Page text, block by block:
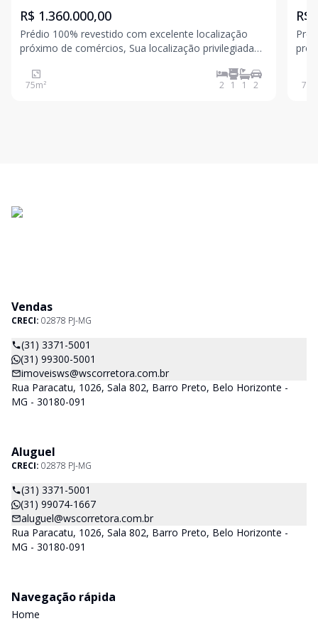
R$ 1.360.000,00
Prédio 100% revestido com excelente localização
próximo de comércios, Sua localização privilegiada
estabelecimentos, como: Colégio Loyola, Hospital
Mater Dei, Assembléia, Cemig, Shopping Diamond
75m² 2 1 1 2
R$
72
Vendas
CRECI: 02878 PJ-MG
(31) 3371-5001
(31) 99300-5001
imoveisws@wscorretora.com.br
Rua Paracatu, 1026, Sala 802, Barro Preto, Belo Horizonte -
MG - 30180-091
Aluguel
CRECI: 02878 PJ-MG
(31) 3371-5001
(31) 99074-1667
aluguel@wscorretora.com.br
Rua Paracatu, 1026, Sala 802, Barro Preto, Belo Horizonte -
MG - 30180-091
Navegação rápida
Home